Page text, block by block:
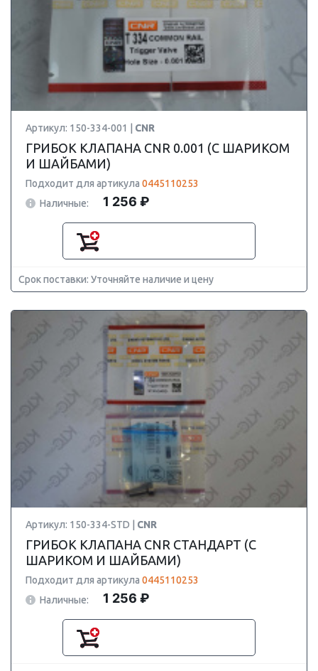
Артикул: 150-334-001 | CNR
ГРИБОК КЛАПАНА CNR 0.001 (С ШАРИКОМ
И ШАЙБАМИ)
Подходит для артикула 0445110253
Наличные:
1 256 ₽
Срок поставки: Уточняйте наличие и цену
Артикул: 150-334-STD | CNR
ГРИБОК КЛАПАНА CNR СТАНДАРТ (С
ШАРИКОМ И ШАЙБАМИ)
Подходит для артикула 0445110253
Наличные:
1 256 ₽